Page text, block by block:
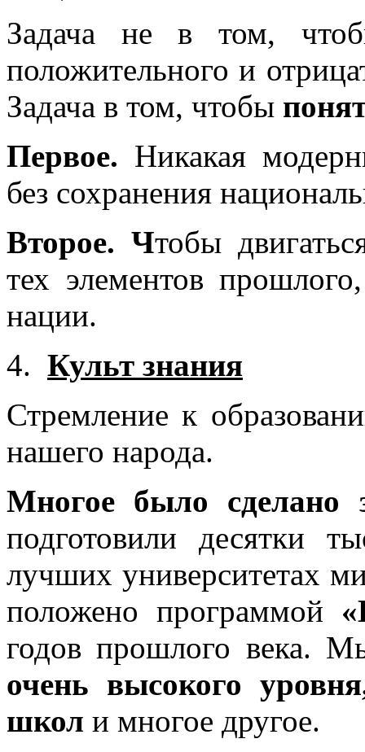
Задача не в том,
положительного и
Задача в том, чтобы
Первое. Никакая
без сохранения
Второе. Чтобы
тех элементов
нации.
Культ знания
Стремление к
нашего народа.
Многое было сделано
подготовили десятки
лучших университетах
положено программой
годов прошлого века.
очень высокого
школ и многое другое.